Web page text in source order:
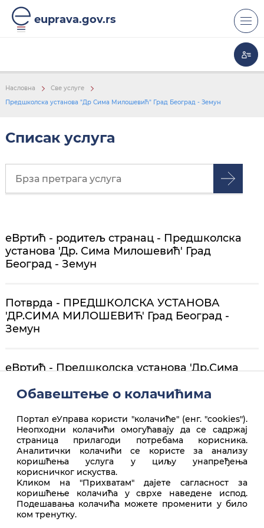
euprava.gov.rs
Насловна
Све услуге
Предшколска установа "Др Сима Милошевић" Град Београд - Земун
Списак услуга
еВртић - родитељ странац - Предшколска
установа 'Др. Сима Милошевић' Град
Београд - Земун
Потврда - ПРЕДШКОЛСКА УСТАНОВА
'ДР.СИМА МИЛОШЕВИЋ' Град Београд -
Земун
еВртић - Предшколска установа 'Др.Сима
Врх стране
Обавештење о колачићима
Портал еУправа користи "колачиће" (енг. "cookies").
Неопходни колачићи омогућавају да се садржај
страница прилагоди потребама корисника.
Аналитички колачићи се користе за анализу
коришћења услуга у циљу унапређења
корисничког искуства.
Kликом на "Прихватам" дајете сагласност за
коришћење колачића у сврхе наведене испод.
Подешавања колачића можете променити у било
ком тренутку.